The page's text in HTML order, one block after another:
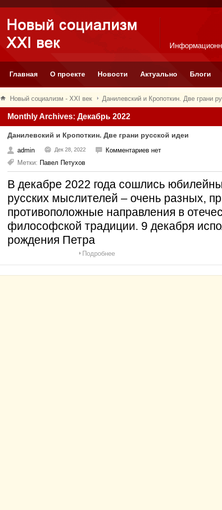
Главная О проекте Новости Актуально Блоги
Новый социализм - XXI век Данилевский и Кропоткин. Две грани
Monthly Archives: Декабрь 2022
Данилевский и Кропоткин. Две грани русской идеи
admin Дек 28, 2022
Комментариев нет
Метки: Павел Петухов
В декабре 2022 года сошлись
русских мыслителей – очень разных,
противоположные направления в
философской традиции. 9 декабря
рождения Петра
Подробнее